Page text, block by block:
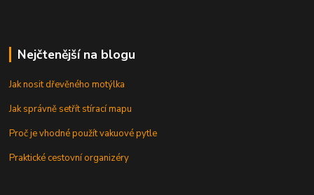
Nejčtenější na blogu
Jak nosit dřevěného motýlka
Jak správně setřít stírací mapu
Proč je vhodné použít vakuové pytle
Praktické cestovní organizéry